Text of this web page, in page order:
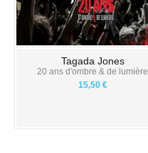
Tagada Jones
20 ans d'ombre & de lumière
15,50 €